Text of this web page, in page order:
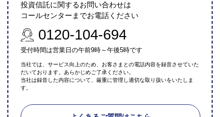
投資信託に関するお問い合わせは
コールセンターまでお電話ください
0120-104-694
受付時間は営業日の午前9時～午後5時です
当社では、サービス向上のため、お客さまとの電話内容を録音させていた
だいております。あらかじめご了承ください。
当社は録音した内容について、厳重に管理し適切な取り扱いをいたしま
す。